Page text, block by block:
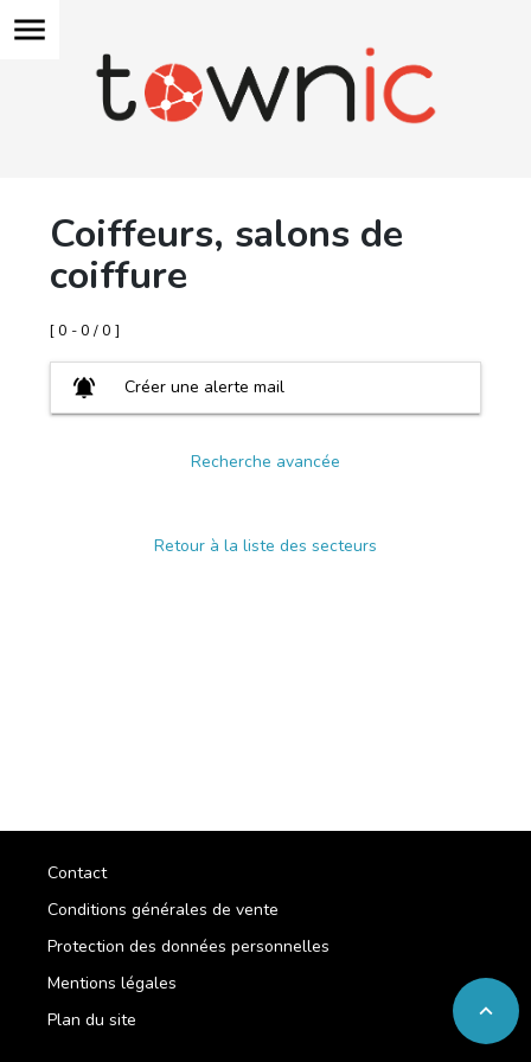
menu
Coiffeurs, salons de
coiffure
[ 0 - 0 / 0 ]
notifications_active Créer une alerte mail
Recherche avancée
Retour à la liste des secteurs
expand_less
Contact
Conditions générales de vente
Protection des données personnelles
Mentions légales
Plan du site